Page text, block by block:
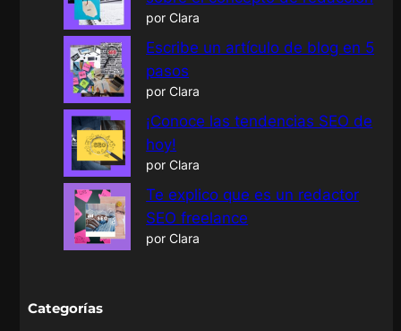
por Clara
Escribe un artículo de blog en 5
pasos
por Clara
¡Conoce las tendencias SEO de
hoy!
por Clara
Te explico que es un redactor
SEO freelance
por Clara
Categorías